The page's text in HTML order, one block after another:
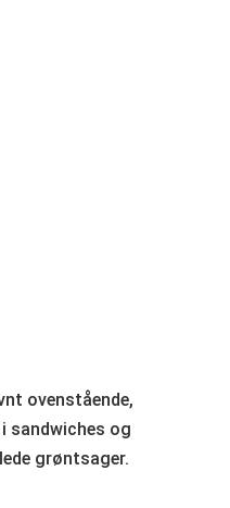
ovenstående,
sandwiches og
grøntsager.